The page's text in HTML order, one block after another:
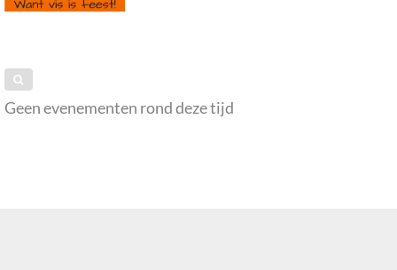
Geen evenementen rond deze tijd